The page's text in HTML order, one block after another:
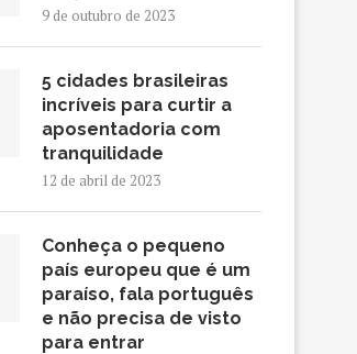
9 de outubro de 2023
5 cidades brasileiras
incríveis para curtir a
aposentadoria com
tranquilidade
12 de abril de 2023
Conheça o pequeno
país europeu que é um
paraíso, fala português
e não precisa de visto
para entrar